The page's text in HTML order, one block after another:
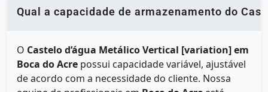
Qual a capacidade de armazenamento do
O Castelo d’água Metálico Vertical [variation] em
Boca do Acre possui capacidade variável, ajustável
de acordo com a necessidade do cliente. Nossa